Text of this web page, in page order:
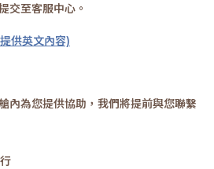
交至客服中心。
供英文內容)
內為您提供協助，我們將提前與您聯繫